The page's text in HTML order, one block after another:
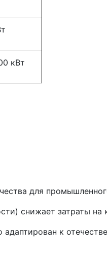
кВт
для
снижает затраты на
к